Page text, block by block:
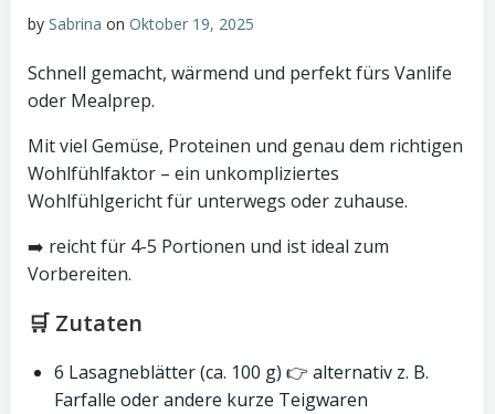
by Sabrina on Oktober 19, 2025
Schnell gemacht, wärmend und perfekt fürs Vanlife
oder Mealprep.
Mit viel Gemüse, Proteinen und genau dem richtigen
Wohlfühlfaktor – ein unkompliziertes
Wohlfühlgericht für unterwegs oder zuhause.
➡️ reicht für 4-5 Portionen und ist ideal zum
Vorbereiten.
🛒 Zutaten
6 Lasagneblätter (ca. 100 g) 👉 alternativ z. B.
Farfalle oder andere kurze Teigwaren